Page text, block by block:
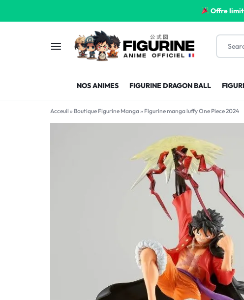
Offre
FRANCE
FRANCE
NOS ANIMES FIGURINE DRAGON BALL
Acceuil » Boutique Figurine Manga» Figurine manga luffy One Piece 2024